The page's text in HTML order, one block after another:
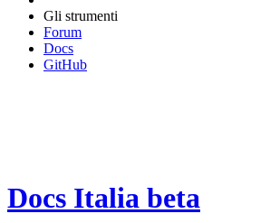
Gli strumenti
Forum
Docs
GitHub
Docs Italia beta